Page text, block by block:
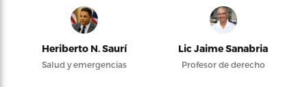
Heriberto N. Saurí
Salud y emergencias
Lic Jaime Sanabria
Profesor de derecho